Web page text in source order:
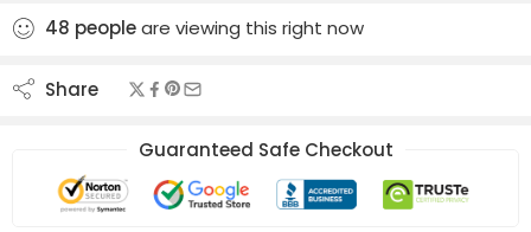
48 peopleare viewing this right now
Share
Guaranteed Safe Checkout